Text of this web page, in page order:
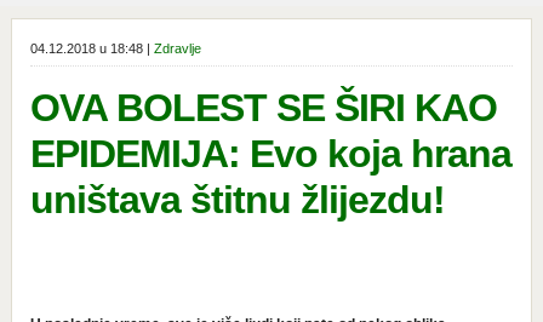
04.12.2018 u 18:48 | Zdravlje
OVA BOLEST SE ŠIRI KAO
EPIDEMIJA: Evo koja hrana
uništava štitnu žlijezdu!